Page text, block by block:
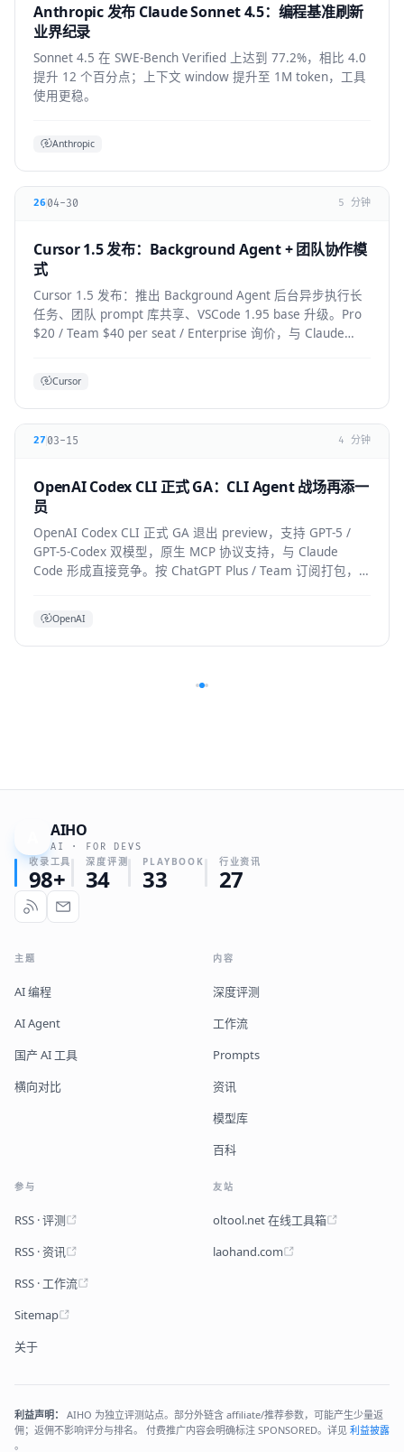
Anthropic 发布 Claude Sonnet 4.5：编程基准刷新
业界纪录
Sonnet 4.5 在 SWE-Bench Verified 上达到 77.2%，相比 4.0
提升 12 个百分点；上下文 window 提升至 1M token，工具
使用更稳。
Anthropic
2604-30 5 分钟
Cursor 1.5 发布：Background Agent + 团队协作模
式
Cursor 1.5 发布：推出 Background Agent 后台异步执行长
任务、团队 prompt 库共享、VSCode 1.95 base 升级。Pro
$20 / Team $40 per seat / Enterprise 询价，与 Claude
Cursor
27 03-15 4 分钟
OpenAI Codex CLI 正式 GA：CLI Agent 战场再添一
员
OpenAI Codex CLI 正式 GA 退出 preview，支持 GPT-5 /
GPT-5-Codex 双模型，原生 MCP 协议支持，与 Claude
Code 形成直接竞争。按 ChatGPT Plus / Team 订阅打包，
OpenAI
AIHO
AI · FOR DEVS
收录工具
98+
深度评测
34
PLAYBOOK
33
行业资讯
27
主题
AI 编程
AI Agent
国产 AI 工具
横向对比
内容
深度评测
工作流
Prompts
资讯
模型库
百科
参与
RSS · 评测
RSS · 资讯
RSS · 工作流
Sitemap
关于
友站
oltool.net 在线工具箱
laohand.com
利益声明：
AIHO 为独立评测站点。部分外链含 affiliate/推荐参数，可能产生少量返
佣；返佣不影响评分与排名。 付费推广内容会明确标注 SPONSORED。详见 利益披露
。